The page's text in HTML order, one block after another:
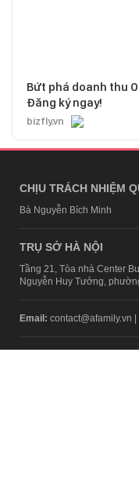
Đăng ký ngay!
bizfly.vn
Bà Nguyễn Bích Minh
Tầng 21, Tòa nhà Center
Nguyễn Huy Tưởng,